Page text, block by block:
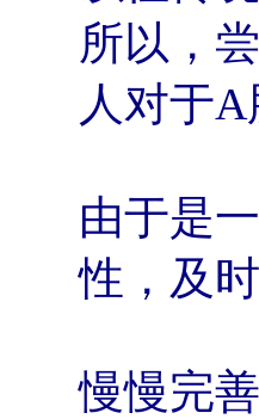
所以，
人对于
由于是
性，及
慢慢完善